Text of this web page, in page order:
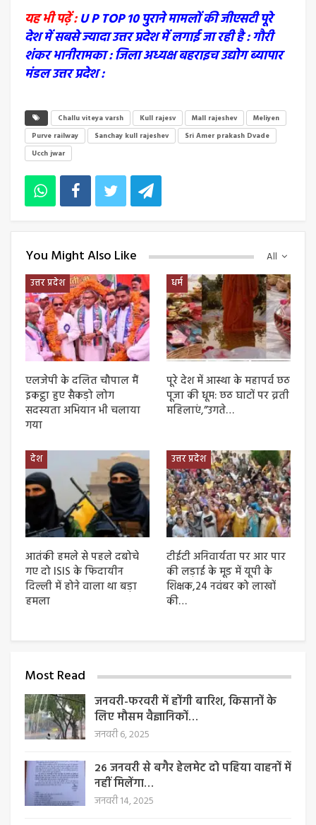
यह भी पढ़ें :U P TOP 10 पुराने मामलों की जीएसटी पूरे
देश में सबसे ज्यादा उत्तर प्रदेश में लगाई जा रही है : गौरी
शंकर भानीरामका : जिला अध्यक्ष बहराइच उद्योग ब्यापार
मंडल उत्तर प्रदेश :
Challu viteya varsh Kull rajesv Mall rajeshev
Meliyen
Purve railway
Sanchay kull rajeshev
Sri Amer prakash Dvade
Ucch jwar
All
You Might Also Like
उत्तर प्रदेश
एलजेपी के दलित चौपाल मैं
इकट्ठा हुए सैकड़ो लोग
सदस्यता अभियान भी चलाया
गया
धर्म
पूरे देश में आस्था के महापर्व छठ
पूजा की धूम: छठ घाटों पर व्रती
महिलाएं,”उगते…
देश
आतंकी हमले से पहले दबोचे
गए दो ISIS के फिदायीन
दिल्ली में होने वाला था बड़ा
हमला
उत्तर प्रदेश
टीईटी अनिवार्यता पर आर पार
की लड़ाई के मूड में यूपी के
शिक्षक,24 नवंबर को लाखों
की…
Most Read
जनवरी-फरवरी में होंगी बारिश, किसानों के
लिए मौसम वैज्ञानिकों…
जनवरी 6, 2025
26 जनवरी से बगैर हेलमेट दो पहिया वाहनों में
नहीं मिलेंगा…
जनवरी 14, 2025